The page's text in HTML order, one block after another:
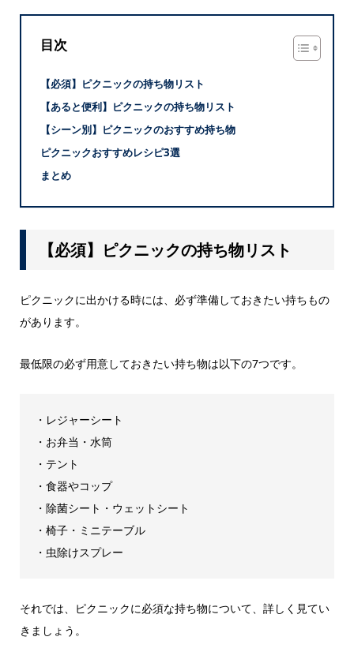
目次
【必須】ピクニックの持ち物リスト
【あると便利】ピクニックの持ち物リスト
【シーン別】ピクニックのおすすめ持ち物
ピクニックおすすめレシピ3選
まとめ
【必須】ピクニックの持ち物リスト
ピクニックに出かける時には、必ず準備しておきたい持ちもの
があります。
最低限の必ず用意しておきたい持ち物は以下の7つです。
・レジャーシート
・お弁当・水筒
・テント
・食器やコップ
・除菌シート・ウェットシート
・椅子・ミニテーブル
・虫除けスプレー
それでは、ピクニックに必須な持ち物について、詳しく見てい
きましょう。